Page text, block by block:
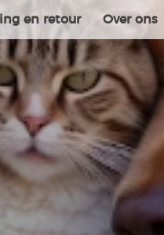
en retour Over ons